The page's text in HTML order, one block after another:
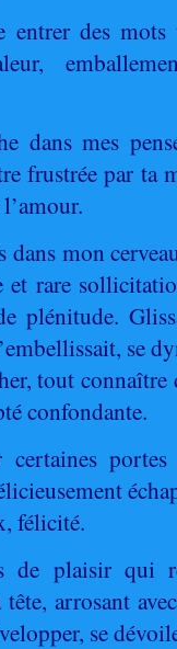
des mots
dans mes
frustrée par ta
dans mon
et rare
plénitude.
se
tout connaître
confondante.
félicité.
de plaisir qui
arrosant
se